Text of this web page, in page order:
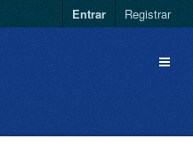
Entrar Registrar